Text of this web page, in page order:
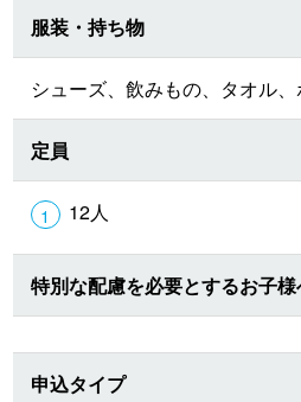
服装・持ち物
シューズ、飲みもの、タオル
定員
12人
特別な配慮を必要とするお子
申込タイプ